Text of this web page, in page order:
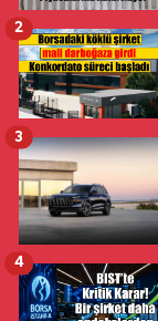
2
3
4